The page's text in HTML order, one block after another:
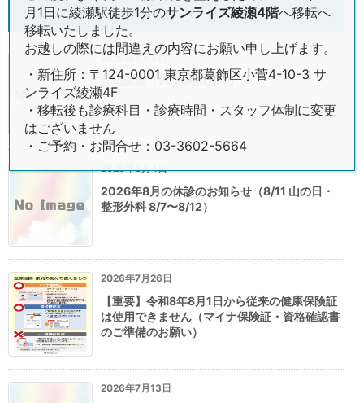
お知らせ
2026年8月5日
担当医表（2026年8月～）
2026年8月4日
2026年8月の休診のお知らせ（8/11 山の日・
整形外科 8/7〜8/12）
2026年7月26日
【重要】令和8年8月1日から従来の健康保険証
は使用できません（マイナ保険証・資格確認書
のご準備のお願い）
2026年7月13日
月1日に綾瀬駅徒歩1分のサンライズ綾瀬4階へ移転へ
移転いたしました。
お越しの際には間違えの内容にお願い申し上げます。
・新住所：〒124-0001 東京都葛飾区小菅4-10-3 サ
ンライズ綾瀬4F
・移転後も診療科目・診療時間・スタッフ体制に変更
はございません
・ご予約・お問合せ：03-3602-5664